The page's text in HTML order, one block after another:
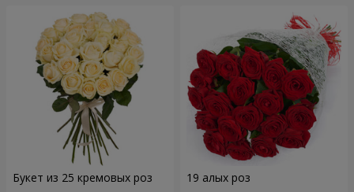
Букет из 25 кремовых роз 19 алых роз